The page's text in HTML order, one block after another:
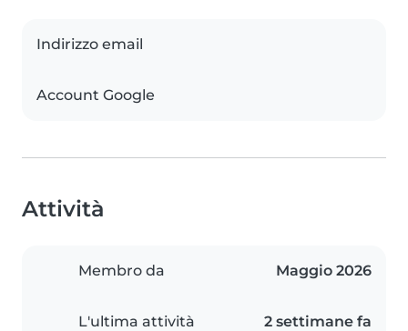
Indirizzo email
Account Google
Attività
Membro da Maggio 2026
L'ultima attività 2 settimane fa